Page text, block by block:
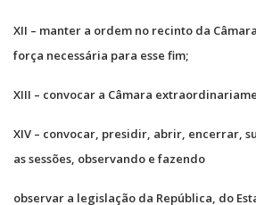
XII – manter a ordem no recinto da
força necessária para esse fim;
XIII – convocar a Câmara
XIV – convocar, presidir, abrir, encerrar,
as sessões, observando e fazendo
observar a legislação da República, do